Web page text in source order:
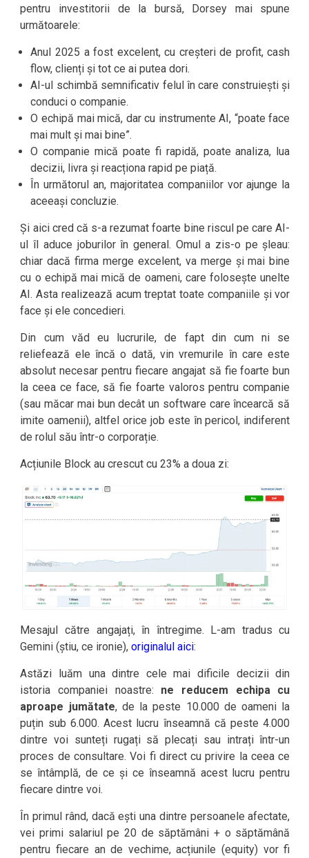
pentru investitorii de la bursă, Dorsey mai spune
următoarele:
Anul 2025 a fost excelent, cu creșteri de profit, cash
flow, clienți și tot ce ai putea dori.
AI-ul schimbă semnificativ felul în care construiești și
conduci o companie.
O echipă mai mică, dar cu instrumente AI, “poate face
mai mult și mai bine”.
O companie mică poate fi rapidă, poate analiza, lua
decizii, livra și reacționa rapid pe piață.
În următorul an, majoritatea companiilor vor ajunge la
aceeași concluzie.
Și aici cred că s-a rezumat foarte bine riscul pe care AI-
ul îl aduce joburilor în general. Omul a zis-o pe șleau:
chiar dacă firma merge excelent, va merge și mai bine
cu o echipă mai mică de oameni, care folosește unelte
AI. Asta realizează acum treptat toate companiile și vor
face și ele concedieri.
Din cum văd eu lucrurile, de fapt din cum ni se
reliefează ele încă o dată, vin vremurile în care este
absolut necesar pentru fiecare angajat să fie foarte bun
la ceea ce face, să fie foarte valoros pentru companie
(sau măcar mai bun decât un software care încearcă să
imite oamenii), altfel orice job este în pericol, indiferent
de rolul său într-o corporație.
Acțiunile Block au crescut cu 23% a doua zi:
Mesajul către angajați, în întregime. L-am tradus cu
Gemini (știu, ce ironie),originalul aici:
Astăzi luăm una dintre cele mai dificile decizii din
istoria companiei noastre: ne reducem echipa cu
aproape jumătate, de la peste 10.000 de oameni la
puțin sub 6.000. Acest lucru înseamnă că peste 4.000
dintre voi sunteți rugați să plecați sau intrați într-un
proces de consultare. Voi fi direct cu privire la ceea ce
se întâmplă, de ce și ce înseamnă acest lucru pentru
fiecare dintre voi.
În primul rând, dacă ești una dintre persoanele afectate,
vei primi salariul pe 20 de săptămâni + o săptămână
pentru fiecare an de vechime, acțiunile (equity) vor fi